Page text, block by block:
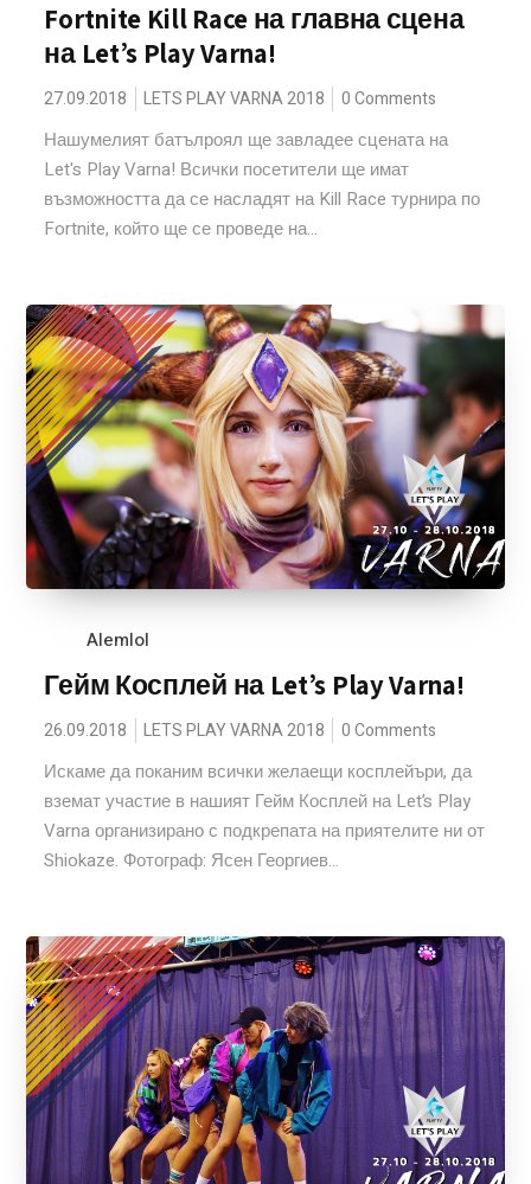
Fortnite Kill Race на главна сцена
на Let’s Play Varna!
27.09.2018 LETS PLAY VARNA 2018 0 Comments
Нашумелият батълроял ще завладее сцената на
Let's Play Varna! Всички посетители ще имат
възможността да се насладят на Kill Race турнира по
Fortnite, който ще се проведе на...
Alemlol
Гейм Косплей на Let’s Play Varna!
26.09.2018 LETS PLAY VARNA 2018 0 Comments
Искаме да поканим всички желаещи косплейъри, да
вземат участие в нашият Гейм Косплей на Let’s Play
Varna организирано с подкрепата на приятелите ни от
Shiokaze. Фотограф: Ясен Георгиев...